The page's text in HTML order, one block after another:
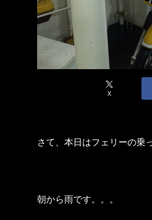
X
さて、本日はフェリーの乗
朝から雨です。。。